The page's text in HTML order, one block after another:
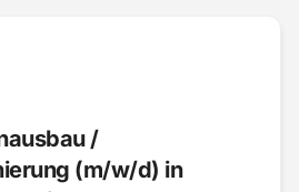
/
(m/w/d) in